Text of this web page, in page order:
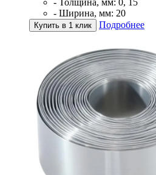
- Ширина, мм: 20
Купить в 1 клик Подробнее